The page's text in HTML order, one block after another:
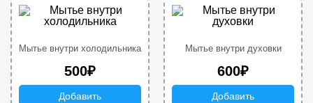
Мытье внутри холодильника
500₽
Добавить
Мытье внутри духовки
600₽
Добавить